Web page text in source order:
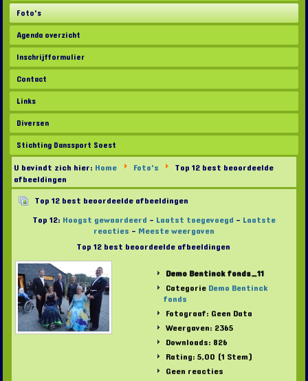
Foto's
Agenda overzicht
Inschrijfformulier
Contact
Links
Diversen
Stichting Danssport Soest
U bevindt zich hier: Home Foto's Top 12 best beoordeelde
afbeeldingen
Top 12 best beoordeelde afbeeldingen
Top 12: Hoogst gewaardeerd - Laatst toegevoegd - Laatste
reacties - Meeste weergaven
Top 12 best beoordeelde afbeeldingen
Demo Bentinck fonds_11
CategorieDemo Bentinck
fonds
Fotograaf: Geen Data
Weergaven: 2365
Downloads: 826
Rating: 5,00 (1 Stem)
Geen reacties